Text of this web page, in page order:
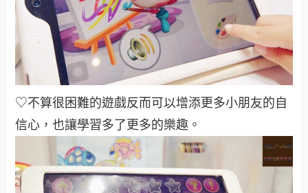
♡不算很困難的遊戲反而可以增添更多小朋友的自
信心，也讓學習多了更多的樂趣。